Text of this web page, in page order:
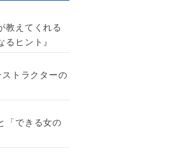
教えてくれる
るヒント』
トラクターの
「できる女の